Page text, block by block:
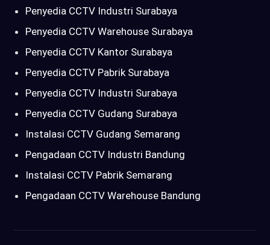
Penyedia CCTV Industri Surabaya
Penyedia CCTV Warehouse Surabaya
Penyedia CCTV Kantor Surabaya
Penyedia CCTV Pabrik Surabaya
Penyedia CCTV Industri Surabaya
Penyedia CCTV Gudang Surabaya
Instalasi CCTV Gudang Semarang
Pengadaan CCTV Industri Bandung
Instalasi CCTV Pabrik Semarang
Pengadaan CCTV Warehouse Bandung